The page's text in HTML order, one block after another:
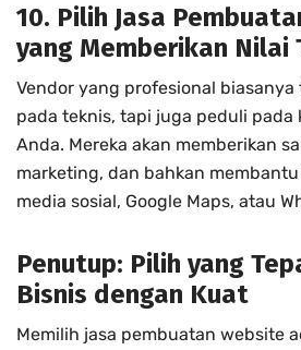
10. Pilih Jasa
yang Memberikan Nilai
Vendor yang profesional
pada teknis, tapi juga peduli pada
Anda. Mereka akan memberikan
marketing, dan bahkan
media sosial, Google Maps, atau
Penutup: Pilih yang
Bisnis dengan Kuat
Memilih jasa pembuatan website